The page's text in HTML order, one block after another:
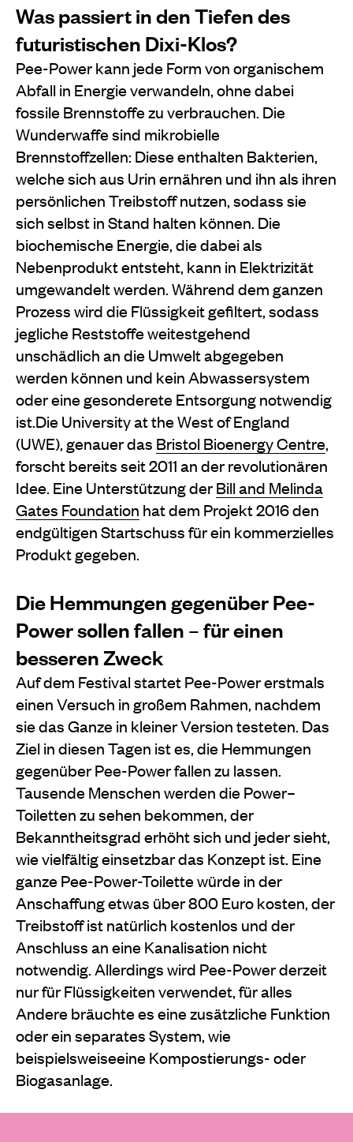
Was passiert in den Tiefen des
futuristischen Dixi-Klos?
Pee-Power kann jede Form von organischem
Abfall in Energie verwandeln, ohne dabei
fossile Brennstoffe zu verbrauchen. Die
Wunderwaffe sind mikrobielle
Brennstoffzellen: Diese enthalten Bakterien,
welche sich aus Urin ernähren und ihn als ihren
persönlichen Treibstoff nutzen, sodass sie
sich selbst in Stand halten können. Die
biochemische Energie, die dabei als
Nebenprodukt entsteht, kann in Elektrizität
umgewandelt werden. Während dem ganzen
Prozess wird die Flüssigkeit gefiltert, sodass
jegliche Reststoffe weitestgehend
unschädlich an die Umwelt abgegeben
werden können und kein Abwassersystem
oder eine gesonderete Entsorgung notwendig
ist.Die University at the West of England
(UWE), genauer das Bristol Bioenergy Centre,
forscht bereits seit 2011 an der revolutionären
Idee. Eine Unterstützung derBill and Melinda
Gates Foundation hat dem Projekt 2016 den
endgültigen Startschuss für ein kommerzielles
Produkt gegeben.
Die Hemmungen gegenüber Pee-
Power sollen fallen – für einen
besseren Zweck
Auf dem Festival startet Pee-Power erstmals
einen Versuch in großem Rahmen, nachdem
sie das Ganze in kleiner Version testeten. Das
Ziel in diesen Tagen ist es, die Hemmungen
gegenüber Pee-Power fallen zu lassen.
Tausende Menschen werden die Power–
Toiletten zu sehen bekommen, der
Bekanntheitsgrad erhöht sich und jeder sieht,
wie vielfältig einsetzbar das Konzept ist. Eine
ganze Pee-Power-Toilette würde in der
Anschaffung etwas über 800 Euro kosten, der
Treibstoff ist natürlich kostenlos und der
Anschluss an eine Kanalisation nicht
notwendig. Allerdings wird Pee-Power derzeit
nur für Flüssigkeiten verwendet, für alles
Andere bräuchte es eine zusätzliche Funktion
oder ein separates System, wie
beispielsweiseeine Kompostierungs- oder
Biogasanlage.